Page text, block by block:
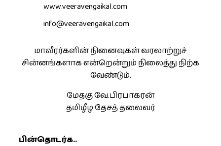
www.veeravengaikal.com
info@veeravengaikal.com
மாவீரர்களின் நினைவுகள் வரலாற்றுச்
சின்னங்களாக என்றென்றும் நிலைத்து நிற்க
வேண்டும்.
மேதகு வே.பிரபாகரன்
தமிழீழ தேசத் தலைவர்
பின்தொடர்க..